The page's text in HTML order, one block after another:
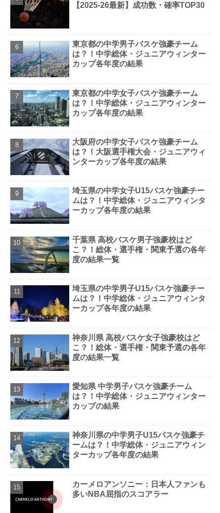
【2025-26最新】成功数・確率TOP30
東京都の中学男子バスケ強豪チーム
は？！中学総体・ジュニアウィンター
カップ各年度の結果
東京都の中学女子バスケ強豪チーム
は？！中学総体・ジュニアウィンター
カップ各年度の結果
大阪府の中学女子バスケ強豪チーム
は？！大阪選手権大会・ジュニアウィ
ンターカップ各年度の結果
埼玉県の中学女子U15バスケ強豪チー
ムは？！中学総体・ジュニアウィンタ
ーカップ各年度の結果
千葉県 高校バスケ男子強豪校はど
こ？！総体・選手権・関東予選の各年
度の結果一覧
埼玉県の中学男子U15バスケ強豪チー
ムは？！中学総体・ジュニアウィンタ
ーカップ各年度の結果
神奈川県 高校バスケ女子強豪校はど
こ？！総体・選手権・関東予選の各年
度の結果一覧
愛知県 中学男子バスケ強豪チーム
は？！中学総体・ジュニアウィンター
カップの結果
神奈川県の中学男子U15バスケ強豪チ
ームは？！中学総体・ジュニアウィン
ターカップ各年度の結果
カーメロアンソニー：日本人ファンも
多いNBA屈指のスコアラー